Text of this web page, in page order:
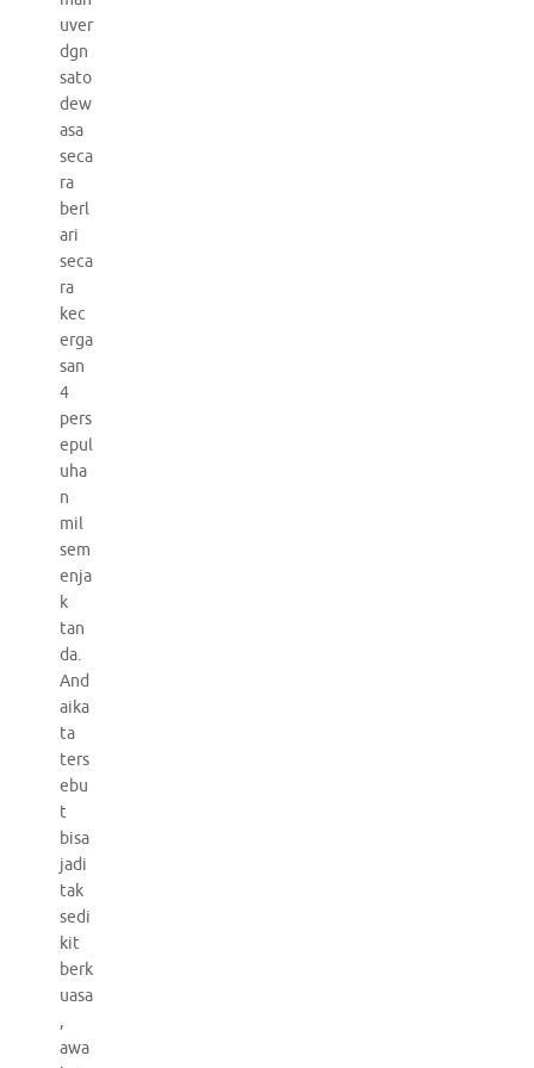
uver
dgn
sato
dew
asa
seca
ra
berl
ari
seca
ra
kec
erga
san
4
pers
epul
uha
n
mil
sem
enja
k
tan
da.
And
aika
ta
ters
ebu
t
bisa
jadi
tak
sedi
kit
berk
uasa
,
awa